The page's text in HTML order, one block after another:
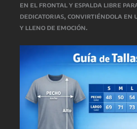
en el frontal y espalda libre
dedicatorias, convirtiéndola en
y lleno de emoción.